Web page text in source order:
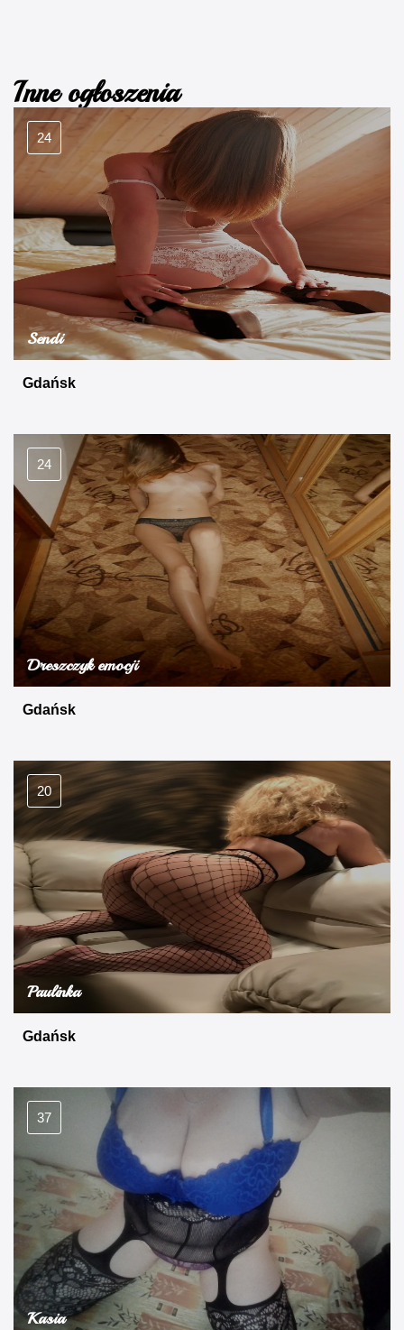
Inne ogłoszenia
24
Sendi
Gdańsk
24
Dreszczyk emocji
Gdańsk
20
Paulinka
Gdańsk
37
Kasia